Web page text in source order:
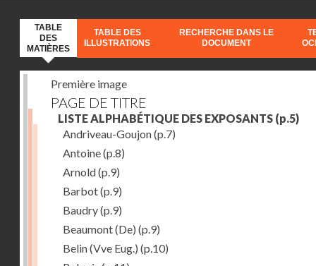
TABLE
DES
MATIÈRES
TABLE DES
ILLUSTRATIONS
RECHERCHE DANS LE
DOCUMENT
Première image
PAGE DE TITRE
LISTE ALPHABÉTIQUE DES EXPOSANTS (p.5)
Andriveau-Goujon(p.7)
Antoine(p.8)
Arnold(p.9)
Barbot(p.9)
Baudry(p.9)
Beaumont (De) (p.9)
Belin (Vve Eug.) (p.10)